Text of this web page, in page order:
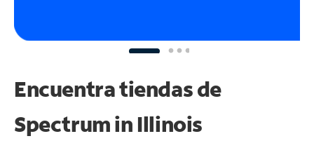
Encuentra tiendas de
Spectrumin Illinois